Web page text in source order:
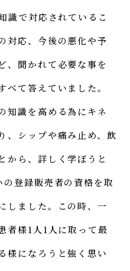
識で対応されているこ
対応、今後の悪化や予
、聞かれて必要な事を
べて答えていました。
知識を高める為にキネ
、シップや痛み止め、飲
から、詳しく学ぼうと
登録販売者の資格を取
しました。この時、一
者様1人1人に取って最
様になろうと強く思い